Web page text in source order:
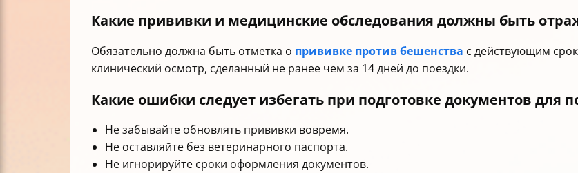
Какие прививки и медицинские обследования должны быть
Обязательно должна быть отметка о прививке против бешенства с действующим
клинический осмотр, сделанный не ранее чем за 14 дней до поездки.
Какие ошибки следует избегать при подготовке документов для
Не забывайте обновлять прививки вовремя.
Не оставляйте без ветеринарного паспорта.
Не игнорируйте сроки оформления документов.